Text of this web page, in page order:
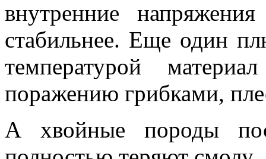
внутренние
стабильнее. Еще один
температурой
поражению грибками,
А хвойные породы